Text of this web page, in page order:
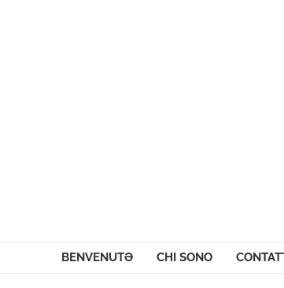
BENVENUTƏ CHI SONO